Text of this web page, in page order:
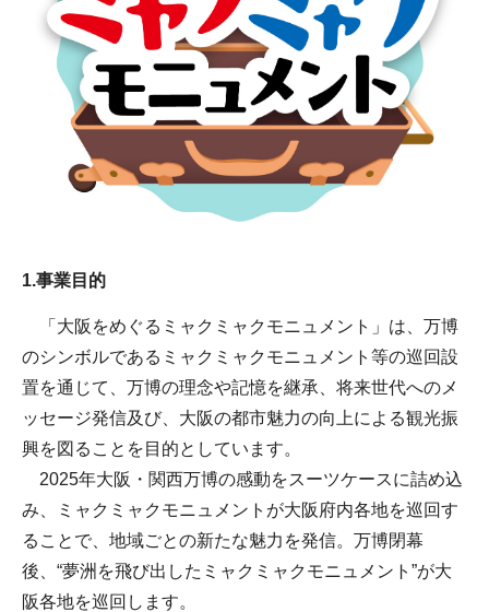
1.事業目的
「大阪をめぐるミャクミャクモニュメント」は、万博
のシンボルであるミャクミャクモニュメント等の巡回設
置を通じて、万博の理念や記憶を継承、将来世代へのメ
ッセージ発信及び、大阪の都市魅力の向上による観光振
興を図ることを目的としています。
2025年大阪・関西万博の感動をスーツケースに詰め込
み、ミャクミャクモニュメントが大阪府内各地を巡回す
ることで、地域ごとの新たな魅力を発信。万博閉幕
後、“夢洲を飛び出したミャクミャクモニュメント”が大
阪各地を巡回します。